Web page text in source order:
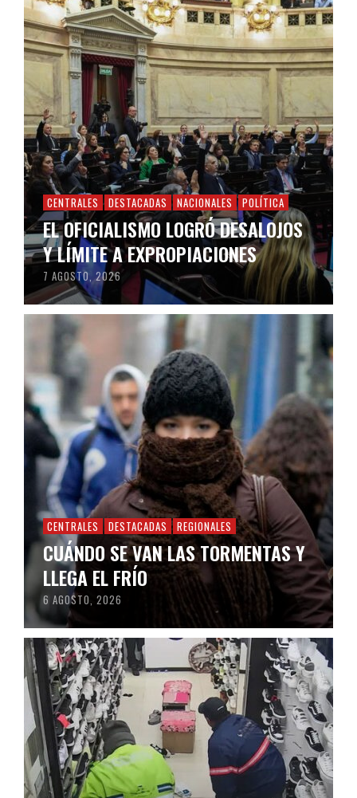
CENTRALES DESTACADAS NACIONALES POLÍTICA
EL OFICIALISMO LOGRÓ DESALOJOS
Y LÍMITE A EXPROPIACIONES
7 AGOSTO, 2026
CENTRALES DESTACADAS REGIONALES
CUÁNDO SE VAN LAS TORMENTAS Y
LLEGA EL FRÍO
6 AGOSTO, 2026